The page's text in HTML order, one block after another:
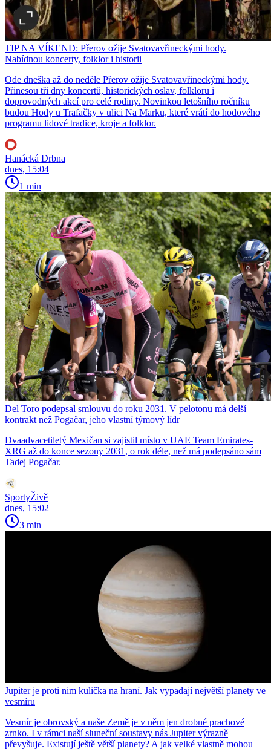
TIP NA VÍKEND: Přerov ožije Svatovavřineckými hody.
Nabídnou koncerty, folklor i historii
Ode dneška až do neděle Přerov ožije Svatovavřineckými hody.
Přinesou tři dny koncertů, historických oslav, folkloru i
doprovodných akcí pro celé rodiny. Novinkou letošního ročníku
budou Hody u Trafačky v ulici Na Marku, které vrátí do hodového
programu lidové tradice, kroje a folklor.
Hanácká Drbna
dnes, 15:04
1 min
Del Toro podepsal smlouvu do roku 2031. V pelotonu má delší
kontrakt než Pogačar, jeho vlastní týmový lídr
Dvaadvacetiletý Mexičan si zajistil místo v UAE Team Emirates-
XRG až do konce sezony 2031, o rok déle, než má podepsáno sám
Tadej Pogačar.
SportyŽivě
dnes, 15:02
3 min
Jupiter je proti nim kulička na hraní. Jak vypadají největší planety ve
vesmíru
Vesmír je obrovský a naše Země je v něm jen drobné prachové
zrnko. I v rámci naší sluneční soustavy nás Jupiter výrazně
převyšuje. Existují ještě větší planety? A jak velké vlastně mohou